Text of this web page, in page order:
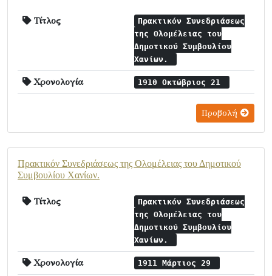
Τίτλος
Πρακτικόν Συνεδριάσεως
της Ολομέλειας του
Δημοτικού Συμβουλίου
Χανίων.
Χρονολογία 1910 Οκτώβριος 21
Προβολή
Πρακτικόν Συνεδριάσεως της Ολομέλειας του Δημοτικού
Συμβουλίου Χανίων.
Τίτλος
Πρακτικόν Συνεδριάσεως
της Ολομέλειας του
Δημοτικού Συμβουλίου
Χανίων.
Χρονολογία 1911 Μάρτιος 29